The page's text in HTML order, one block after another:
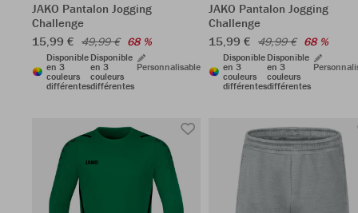
JAKO Pantalon Jogging
Challenge
15,99 € 49,99 € 68 %
Disponible
en 3
couleurs
différentes
Disponible
en 3
couleurs
différentes
Personnalisable
JAKO Pantalon Jogging
Challenge
15,99 € 49,99 € 68 %
Disponible
en 3
couleurs
différentes
Disponible
en 3
couleurs
différentes